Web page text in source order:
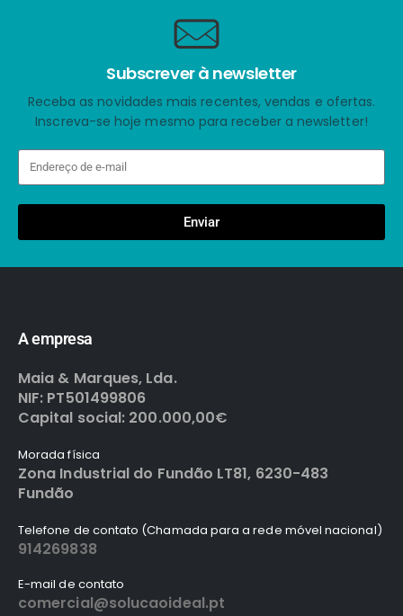
Subscrever à newsletter
Receba as novidades mais recentes, vendas e ofertas.
Inscreva-se hoje mesmo para receber a newsletter!
Enviar
A empresa
Maia & Marques, Lda.
NIF: PT501499806
Capital social: 200.000,00€
Morada física
Zona Industrial do Fundão LT81, 6230-483
Fundão
Telefone de contato (Chamada para a rede móvel nacional)
914269838
E-mail de contato
comercial@solucaoideal.pt